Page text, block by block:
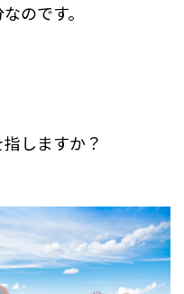
のです。
しますか？